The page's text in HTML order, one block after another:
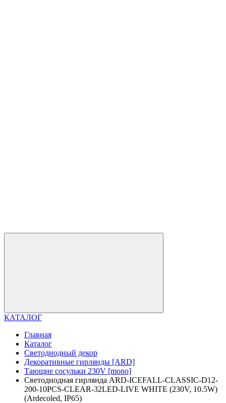
КАТАЛОГ
Главная
Каталог
Светодиодный декор
Декоративные гирлянды [ARD]
Тающие сосульки 230V [mono]
Светодиодная гирлянда ARD-ICEFALL-CLASSIC-D12-
200-10PCS-CLEAR-32LED-LIVE WHITE (230V, 10.5W)
(Ardecoled, IP65)